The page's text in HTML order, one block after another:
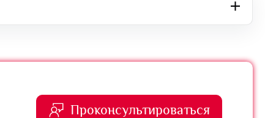
Проконсультироваться